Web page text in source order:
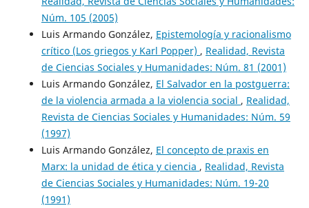
Núm. 105 (2005)
Luis Armando González, Epistemología y racionalismo
crítico (Los griegos y Karl Popper) , Realidad, Revista
de Ciencias Sociales y Humanidades: Núm. 81 (2001)
Luis Armando González, El Salvador en la postguerra:
de la violencia armada a la violencia social , Realidad,
Revista de Ciencias Sociales y Humanidades: Núm. 59
(1997)
Luis Armando González, El concepto de praxis en
Marx: la unidad de ética y ciencia , Realidad, Revista
de Ciencias Sociales y Humanidades: Núm. 19-20
(1991)